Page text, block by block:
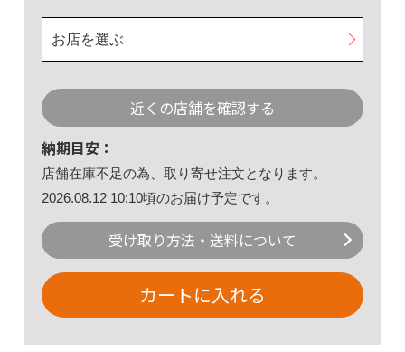
お店を選ぶ
近くの店舗を確認する
納期目安：
店舗在庫不足の為、取り寄せ注文となります。
2026.08.12 10:10頃のお届け予定です。
受け取り方法・送料について
カートに入れる